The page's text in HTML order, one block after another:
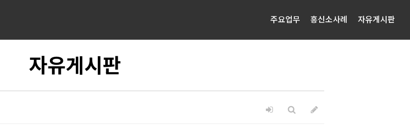
주요업무 흥신소사례 자유게시판
자유게시판